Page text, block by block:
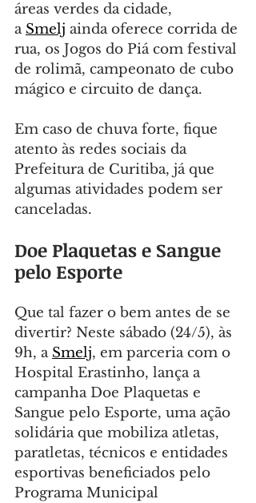
áreas verdes da cidade,
a Smelj ainda oferece corrida de
rua, os Jogos do Piá com festival
de rolimã, campeonato de cubo
mágico e circuito de dança.
Em caso de chuva forte, fique
atento às redes sociais da
Prefeitura de Curitiba, já que
algumas atividades podem ser
canceladas.
Doe Plaquetas e Sangue
pelo Esporte
Que tal fazer o bem antes de se
divertir? Neste sábado (24/5), às
9h, a Smelj, em parceria com o
Hospital Erastinho, lança a
campanha Doe Plaquetas e
Sangue pelo Esporte, uma ação
solidária que mobiliza atletas,
paratletas, técnicos e entidades
esportivas beneficiados pelo
Programa Municipal